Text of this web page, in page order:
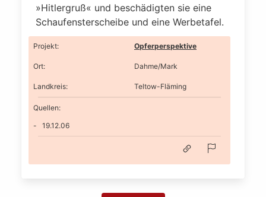
»Hitlergruß« und beschädigten sie eine
Schaufensterscheibe und eine Werbetafel.
Projekt: Opferperspektive
Ort: Dahme/Mark
Landkreis: Teltow-Fläming
Quellen:
19.12.06